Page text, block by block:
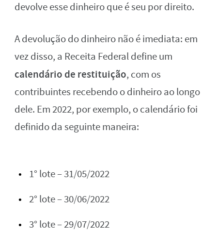
devolve esse dinheiro que é seu por direito.
A devolução do dinheiro não é imediata: em
vez disso, a Receita Federal define um
calendário de restituição, com os
contribuintes recebendo o dinheiro ao longo
dele. Em 2022, por exemplo, o calendário foi
definido da seguinte maneira:
1° lote – 31/05/2022
2° lote – 30/06/2022
3° lote – 29/07/2022